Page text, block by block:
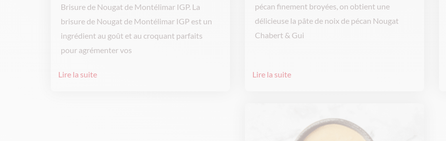
Brisure de Nougat de Montélimar IGP. La
brisure de Nougat de Montélimar IGP est un
ingrédient au goût et au croquant parfaits
pour agrémenter vos
Lire la suite
pécan finement broyées, on obtient une
délicieuse la pâte de noix de pécan Nougat
Chabert & Gui
Lire la suite